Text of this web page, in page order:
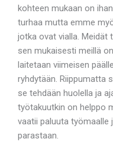
kohteen mukaan on
turhaa mutta emme
jotka ovat vialla. Meidät
sen mukaisesti meillä
laitetaan viimeisen
ryhdytään. Riippumatta
se tehdään huolella ja
työtakuutkin on helppo
vaatii paluuta työmaalle
parastaan.